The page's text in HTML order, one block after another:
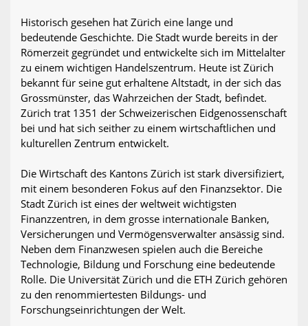
Historisch gesehen hat Zürich eine lange und
bedeutende Geschichte. Die Stadt wurde bereits in der
Römerzeit gegründet und entwickelte sich im Mittelalter
zu einem wichtigen Handelszentrum. Heute ist Zürich
bekannt für seine gut erhaltene Altstadt, in der sich das
Grossmünster, das Wahrzeichen der Stadt, befindet.
Zürich trat 1351 der Schweizerischen Eidgenossenschaft
bei und hat sich seither zu einem wirtschaftlichen und
kulturellen Zentrum entwickelt.
Die Wirtschaft des Kantons Zürich ist stark diversifiziert,
mit einem besonderen Fokus auf den Finanzsektor. Die
Stadt Zürich ist eines der weltweit wichtigsten
Finanzzentren, in dem grosse internationale Banken,
Versicherungen und Vermögensverwalter ansässig sind.
Neben dem Finanzwesen spielen auch die Bereiche
Technologie, Bildung und Forschung eine bedeutende
Rolle. Die Universität Zürich und die ETH Zürich gehören
zu den renommiertesten Bildungs- und
Forschungseinrichtungen der Welt.